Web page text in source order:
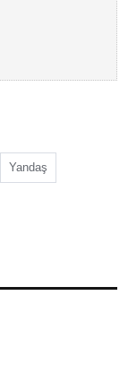
Yandaş